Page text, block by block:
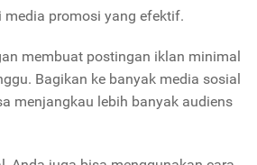
media promosi yang efektif.
membuat postingan iklan minimal
Bagikan ke banyak media sosial
menjangkau lebih banyak audiens